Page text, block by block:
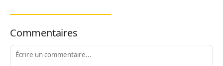
Commentaires